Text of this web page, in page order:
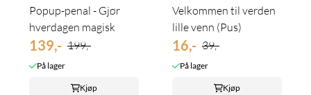
Popup-penal - Gjør
hverdagen magisk
139,- 199,-
På lager
Kjøp
Velkommen til verden
lille venn (Pus)
16,- 39,-
På lager
Kjøp